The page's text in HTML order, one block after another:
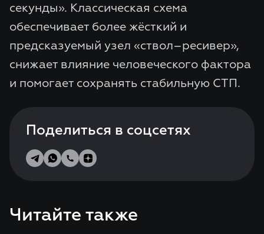
секунды». Классическая схема
обеспечивает более жёсткий и
предсказуемый узел «ствол–ресивер»,
снижает влияние человеческого фактора
и помогает сохранять стабильную СТП.
Поделиться в соцсетях
Читайте также